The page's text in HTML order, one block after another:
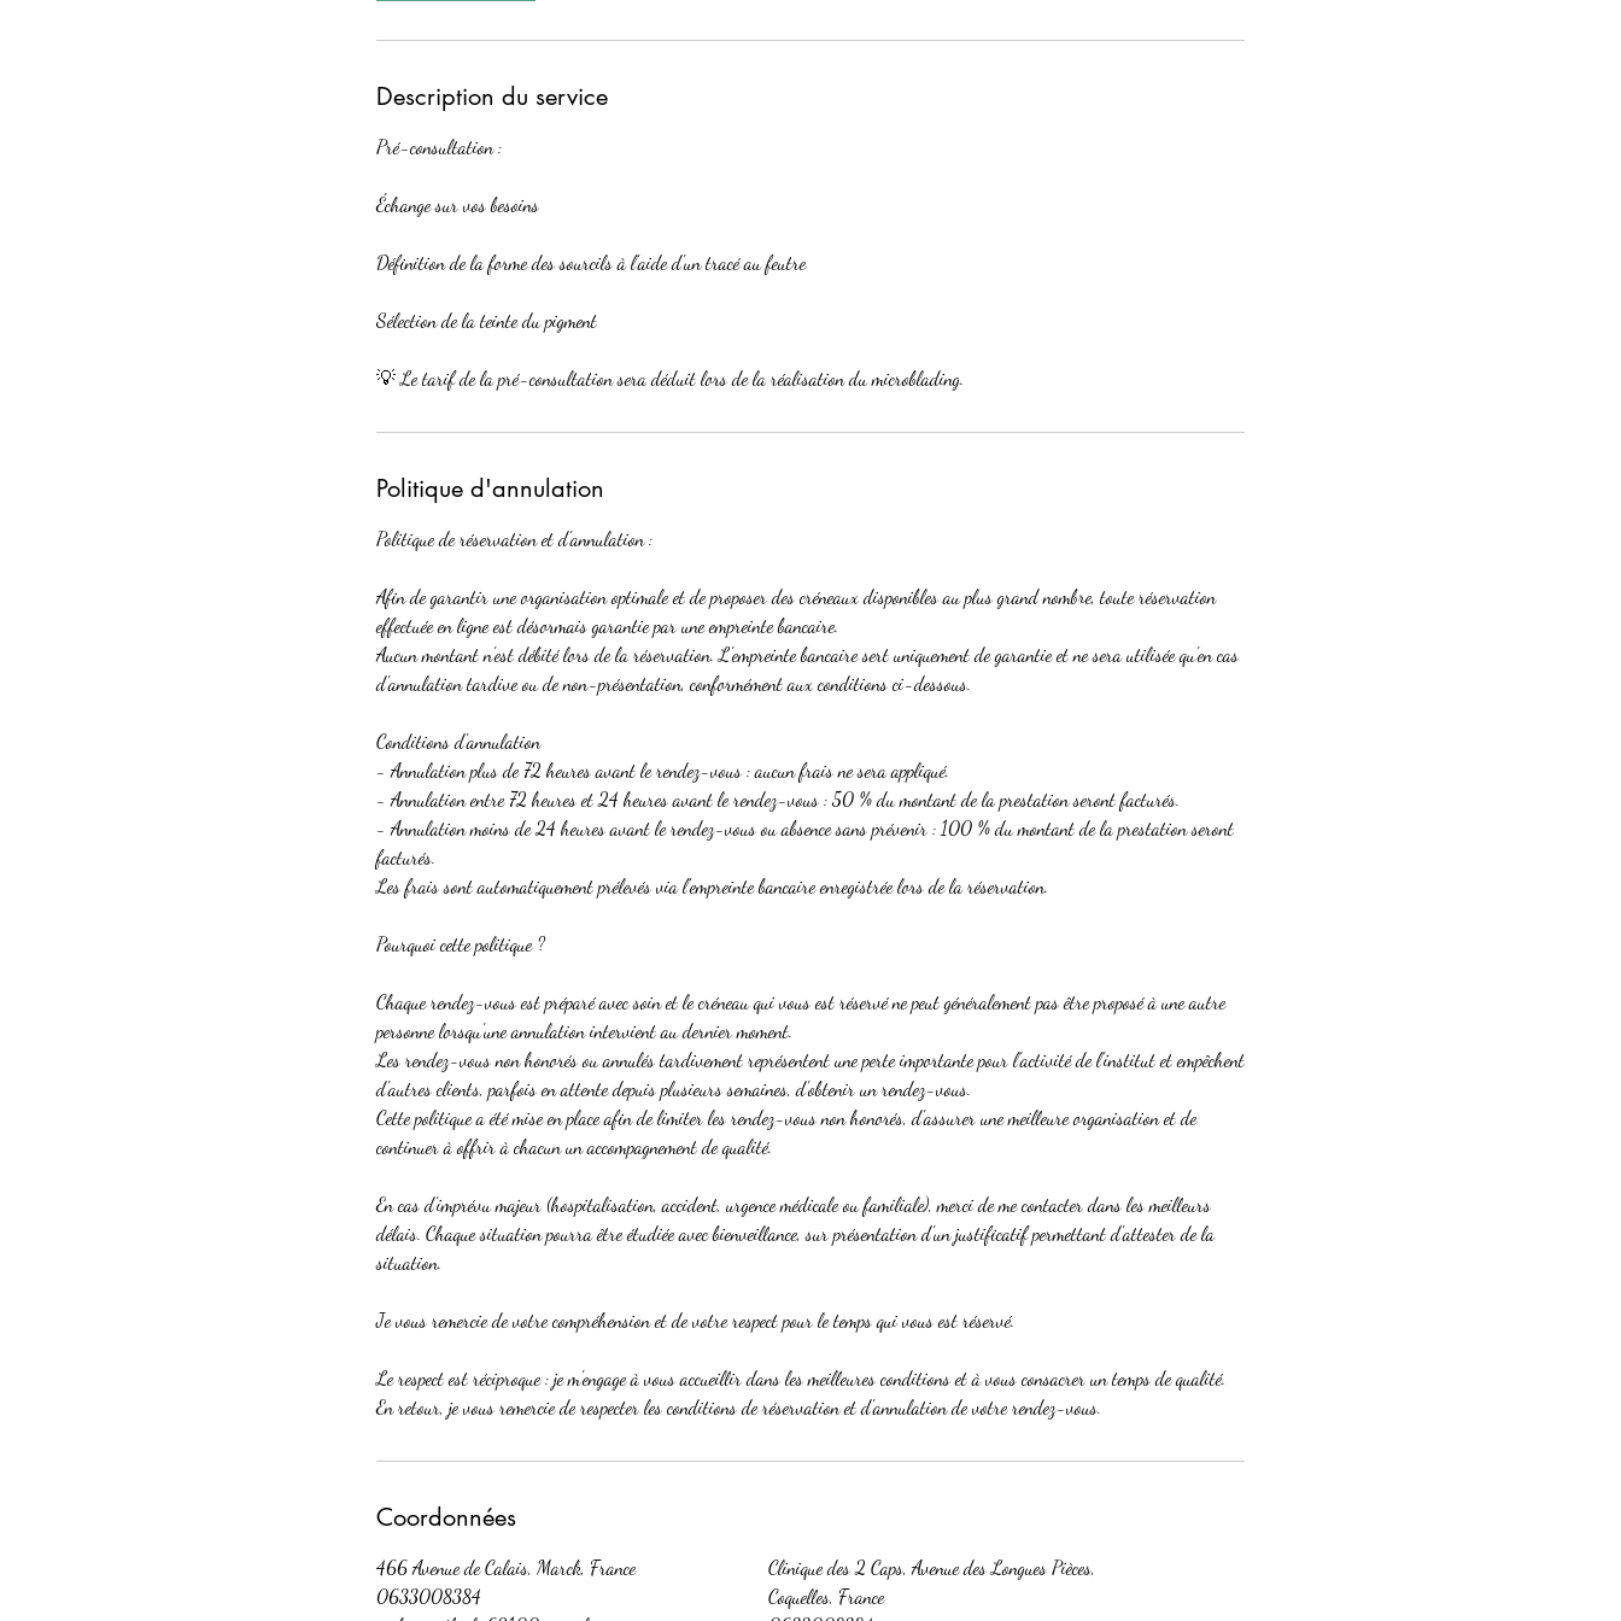
Description du service
Pré-consultation :
Échange sur vos besoins
Définition de la forme des sourcils à l'aide d'un tracé au feutre
Sélection de la teinte du pigment
💡 Le tarif de la pré-consultation sera déduit lors de la réalisation du microblading.
Politique d'annulation
Politique de réservation et d'annulation :
Afin de garantir une organisation optimale et de proposer des créneaux disponibles au plus grand nombre, toute réservation
effectuée en ligne est désormais garantie par une empreinte bancaire.
Aucun montant n'est débité lors de la réservation. L'empreinte bancaire sert uniquement de garantie et ne sera utilisée qu'en cas
d'annulation tardive ou de non-présentation, conformément aux conditions ci-dessous.
Conditions d'annulation
- Annulation plus de 72 heures avant le rendez-vous : aucun frais ne sera appliqué.
- Annulation entre 72 heures et 24 heures avant le rendez-vous : 50 % du montant de la prestation seront facturés.
- Annulation moins de 24 heures avant le rendez-vous ou absence sans prévenir : 100 % du montant de la prestation seront
facturés.
Les frais sont automatiquement prélevés via l'empreinte bancaire enregistrée lors de la réservation.
Pourquoi cette politique ?
Chaque rendez-vous est préparé avec soin et le créneau qui vous est réservé ne peut généralement pas être proposé à une autre
personne lorsqu'une annulation intervient au dernier moment.
Les rendez-vous non honorés ou annulés tardivement représentent une perte importante pour l'activité de l'institut et empêchent
d'autres clients, parfois en attente depuis plusieurs semaines, d'obtenir un rendez-vous.
Cette politique a été mise en place afin de limiter les rendez-vous non honorés, d'assurer une meilleure organisation et de
continuer à offrir à chacun un accompagnement de qualité.
En cas d'imprévu majeur (hospitalisation, accident, urgence médicale ou familiale), merci de me contacter dans les meilleurs
délais. Chaque situation pourra être étudiée avec bienveillance, sur présentation d'un justificatif permettant d'attester de la
situation.
Je vous remercie de votre compréhension et de votre respect pour le temps qui vous est réservé.
Le respect est réciproque : je m'engage à vous accueillir dans les meilleures conditions et à vous consacrer un temps de qualité.
En retour, je vous remercie de respecter les conditions de réservation et d'annulation de votre rendez-vous.
Coordonnées
466 Avenue de Calais, Marck, France
0633008384
Clinique des 2 Caps, Avenue des Longues Pièces,
Coquelles, France